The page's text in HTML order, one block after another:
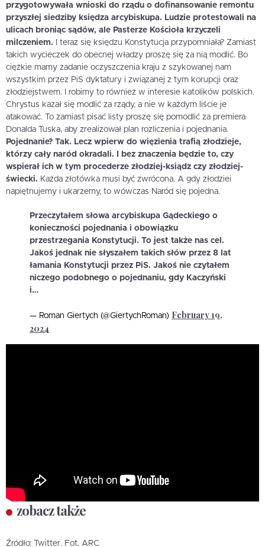
przygotowywała wnioski do rządu o dofinansowanie remontu
przyszłej siedziby księdza arcybiskupa. Ludzie protestowali na
ulicach broniąc sądów, ale Pasterze Kościoła krzyczeli
milczeniem.
I teraz się księdzu Konstytucja przypomniała? Zamiast
takich wycieczek do obecnej władzy proszę się za nią modlić. Bo
ciężkie mamy zadanie oczyszczenia kraju z szykowanej nam
wszystkim przez PiS dyktatury i związanej z tym korupcji oraz
złodziejstwem. I robimy to również w interesie katolików polskich.
Chrystus kazał się modlić za rządy, a nie w każdym liście je
atakować. To zamiast pisać listy proszę się pomodlić za premiera
Donalda Tuska, aby zrealizował plan rozliczenia i pojednania.
Pojednanie? Tak. Lecz wpierw do więzienia trafią złodzieje,
którzy cały naród okradali. I bez znaczenia będzie to, czy
wspierał ich w tym procederze złodziej-ksiądz czy złodziej-
świecki. Każda złotówka musi być zwrócona. A gdy złodziei
napiętnujemy i ukarzemy, to wówczas Naród się pojedna.
Przeczytałem słowa arcybiskupa Gądeckiego o
konieczności pojednania i obowiązku
przestrzegania Konstytucji. To jest także nas cel.
Jakoś jednak nie słyszałem takich słów przez 8 lat
łamania Konstytucji przez PiS. Jakoś nie czytałem
niczego podobnego o pojednaniu, gdy Kaczyński
i…
— Roman Giertych (@GiertychRoman) February 19,
2024
zobacz także
Źródło: Twitter. Fot. ARC